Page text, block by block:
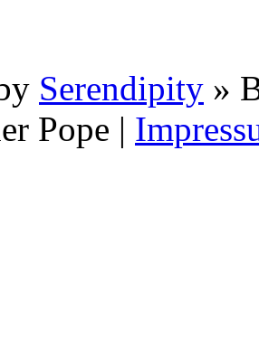
Serendipity »
Pope |